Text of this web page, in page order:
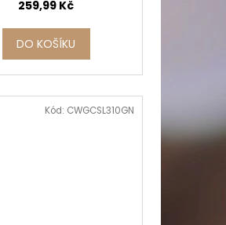
259,99 Kč
DO KOŠÍKU
Kód: CWGCSL310GN